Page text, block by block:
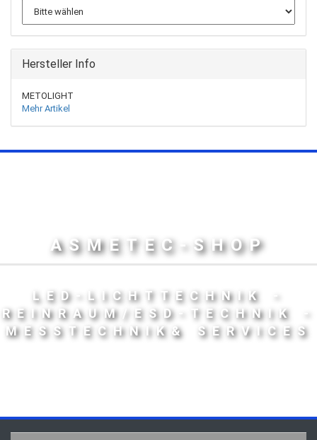
Hersteller Info
METOLIGHT
Mehr Artikel
ASMETEC-SHOP
LED-LICHTTECHNIK -
REINRAUM/ESD-TECHNIK -
MESSTECHNIK& SERVICES